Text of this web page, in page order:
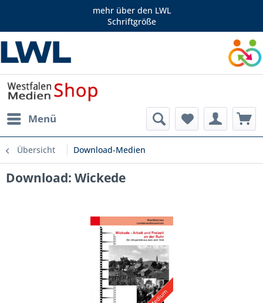
mehr über den LWL
Schriftgröße
Menü
Übersicht Download-Medien
Download: Wickede